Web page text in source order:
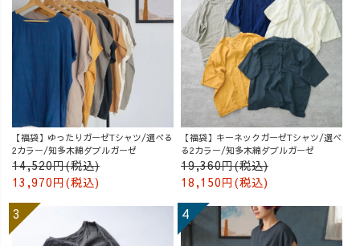
【福袋】ゆったりガーゼTシャツ/選べる
2カラー/知多木綿ダブルガーゼ
14,520円(税込)
13,970円(税込)
【福袋】キーネックガーゼTシャツ/選べ
る2カラー/知多木綿ダブルガーゼ
19,360円(税込)
18,150円(税込)